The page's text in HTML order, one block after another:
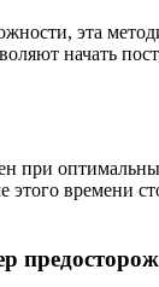
эта
начать
при
времени